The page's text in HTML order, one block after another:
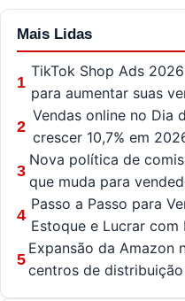
Mais Lidas
1
TikTok Shop Ads
para aumentar suas
2
Vendas online no Dia
crescer 10,7% em
3
Nova política de
que muda para
4
Passo a Passo para
Estoque e Lucrar com
5
Expansão da Amazon
centros de